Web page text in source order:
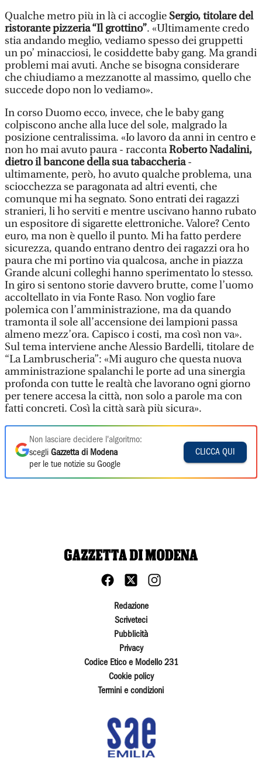
Qualche metro più in là ci accoglie Sergio, titolare del
ristorante pizzeria “Il grottino”. «Ultimamente credo
stia andando meglio, vediamo spesso dei gruppetti
un po’ minacciosi, le cosiddette baby gang. Ma grandi
problemi mai avuti. Anche se bisogna considerare
che chiudiamo a mezzanotte al massimo, quello che
succede dopo non lo vediamo».
In corso Duomo ecco, invece, che le baby gang
colpiscono anche alla luce del sole, malgrado la
posizione centralissima. «Io lavoro da anni in centro e
non ho mai avuto paura - raccontaRoberto Nadalini,
dietro il bancone della sua tabaccheria-
ultimamente, però, ho avuto qualche problema, una
sciocchezza se paragonata ad altri eventi, che
comunque mi ha segnato. Sono entrati dei ragazzi
stranieri, li ho serviti e mentre uscivano hanno rubato
un espositore di sigarette elettroniche. Valore? Cento
euro, ma non è quello il punto. Mi ha fatto perdere
sicurezza, quando entrano dentro dei ragazzi ora ho
paura che mi portino via qualcosa, anche in piazza
Grande alcuni colleghi hanno sperimentato lo stesso.
In giro si sentono storie davvero brutte, come l’uomo
accoltellato in via Fonte Raso. Non voglio fare
polemica con l’amministrazione, ma da quando
tramonta il sole all’accensione dei lampioni passa
almeno mezz’ora. Capisco i costi, ma così non va».
Sul tema interviene anche Alessio Bardelli, titolare de
“La Lambruscheria”: «Mi auguro che questa nuova
amministrazione spalanchi le porte ad una sinergia
profonda con tutte le realtà che lavorano ogni giorno
per tenere accesa la città, non solo a parole ma con
fatti concreti. Così la città sarà più sicura».
Non lasciare decidere l'algoritmo:
scegli Gazzetta di Modena
per le tue notizie su Google
CLICCA QUI
Redazione
Scriveteci
Pubblicità
Privacy
Codice Etico e Modello 231
Cookie policy
Termini e condizioni